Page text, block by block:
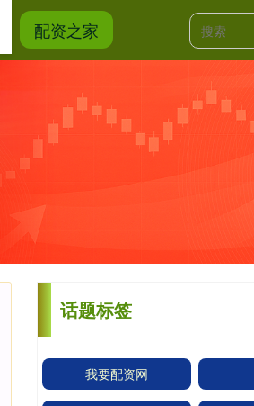
配资之家
话题标签
我要配资网